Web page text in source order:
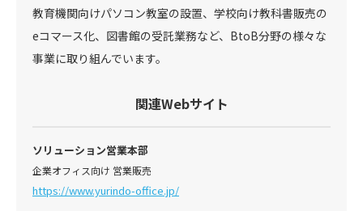
教育機関向けパソコン教室の設置、学校向け教科書販売の
eコマース化、図書館の受託業務など、BtoB分野の様々な
事業に取り組んでいます。
関連Webサイト
ソリューション営業本部
企業オフィス向け 営業販売
https://www.yurindo-office.jp/